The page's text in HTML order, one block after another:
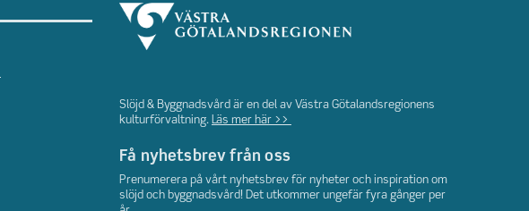
Slöjd & Byggnadsvård är en del av Västra Götalandsregionens
kulturförvaltning. Läs mer här >>
Få nyhetsbrev från oss
Prenumerera på vårt nyhetsbrev för nyheter och inspiration om
slöjd och byggnadsvård! Det utkommer ungefär fyra gånger per